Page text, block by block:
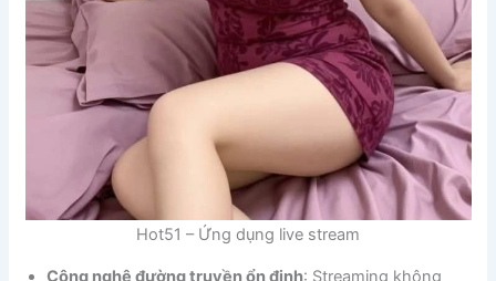
Hot51 – Ứng dụng live stream
Công nghệ đường truyền ổn định: Streaming không